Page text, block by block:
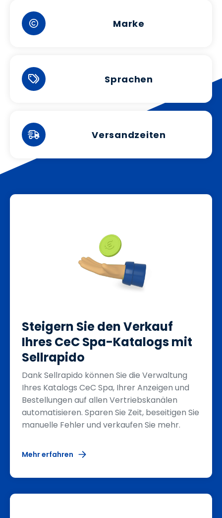
Marke
Sprachen
Versandzeiten
Steigern Sie den Verkauf
Ihres CeC Spa-Katalogs mit
Sellrapido
Dank Sellrapido können Sie die Verwaltung
Ihres Katalogs CeC Spa, Ihrer Anzeigen und
Bestellungen auf allen Vertriebskanälen
automatisieren. Sparen Sie Zeit, beseitigen Sie
manuelle Fehler und verkaufen Sie mehr.
Mehr erfahren